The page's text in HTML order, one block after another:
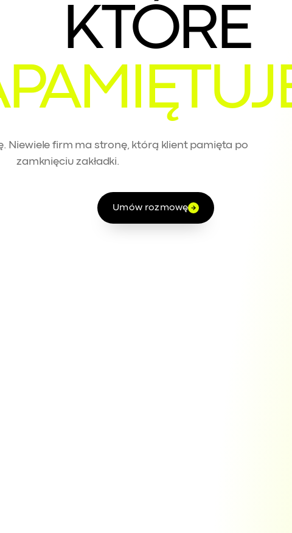
KTÓRE
Niewiele firm ma stronę, którą klient pamięta po
zamknięciu zakładki.
Umów rozmowę